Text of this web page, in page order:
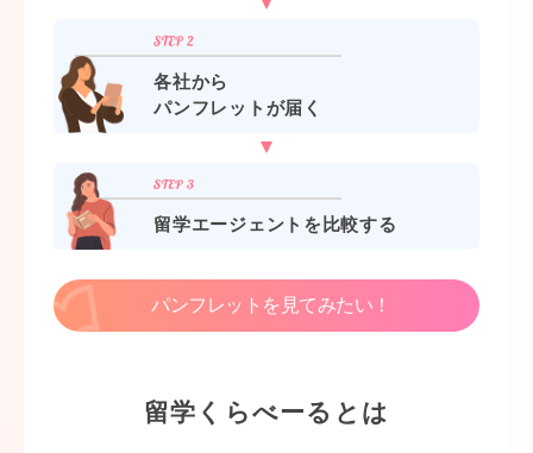
各社から
パンフレットが届く
留学エージェントを比較する
パンフレットを見てみたい！
留学くらべーるとは